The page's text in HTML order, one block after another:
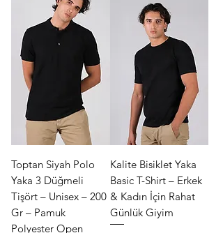
Toptan Siyah Polo
Yaka 3 Düğmeli
Tişört – Unisex – 200
Gr – Pamuk
Polyester Open
Kalite Bisiklet Yaka
Basic T-Shirt – Erkek
& Kadın İçin Rahat
Günlük Giyim